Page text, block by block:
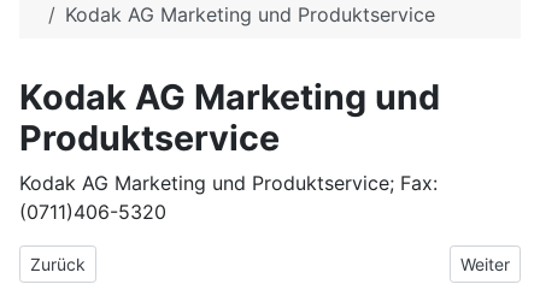
Kodak AG Marketing und Produktservice
Kodak AG Marketing und
Produktservice
Kodak AG Marketing und Produktservice; Fax:
(0711)406-5320
Vorheriger Beitrag: KMU Umweltschutz GmbH
Zurück Nächster
Weiter